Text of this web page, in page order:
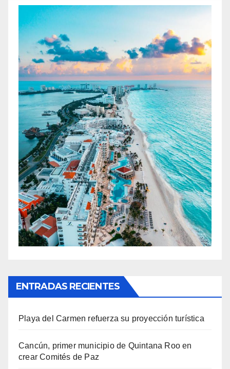
ENTRADAS RECIENTES
Playa del Carmen refuerza su proyección turística
Cancún, primer municipio de Quintana Roo en
crear Comités de Paz